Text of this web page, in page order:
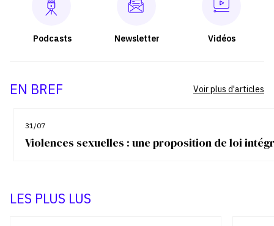
Podcasts Newsletter Vidéos
EN BREF
31/07
Violences sexuelles : une proposition de loi
Voir plus d'articles
LES PLUS LUS